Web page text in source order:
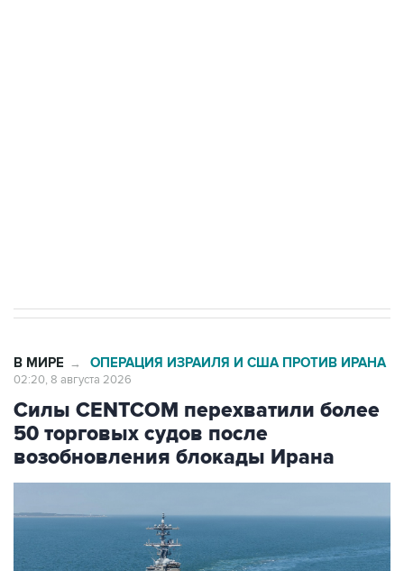
Силы CENTCOM перехватили более
50 торговых судов после
возобновления блокады Ирана